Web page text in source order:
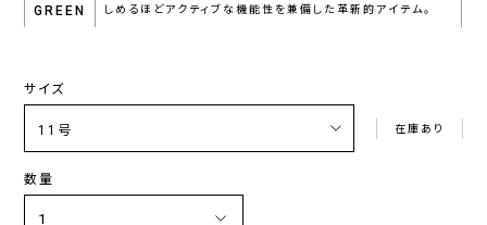
GREEN
しめるほどアクティブな機能性を兼備した革新的アイテム。
サイズ
在庫あり
数量